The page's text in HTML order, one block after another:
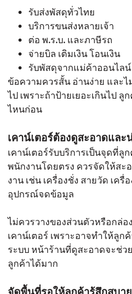
รับส่งพัสดุทั่วไทย
บริการขนส่งหลายเจ้า
ต่อ พ.ร.บ. และภาษีรถ
จ่ายบิล เติมเงิน โอนเงิน
รับพัสดุจากแม่ค้าออนไลน์
ข้อความควรสั้น อ่านง่าย และ
ไป เพราะถ้าป้ายเยอะเกินไป ลู
ไหนก่อน
เคาน์เตอร์ต้องดูสะอาดและ
เคาน์เตอร์รับบริการเป็นจุดที่ลู
พนักงานโดยตรง ควรจัดให้ส
งาน เช่น เครื่องชั่ง สายวัด เครื่
อุปกรณ์จดข้อมูล
ไม่ควรวางของส่วนตัวหรือกล่
เคาน์เตอร์ เพราะอาจทำให้ลูก
ระบบ หน้าร้านที่ดูสะอาดจะช่ว
ลูกค้าได้มาก